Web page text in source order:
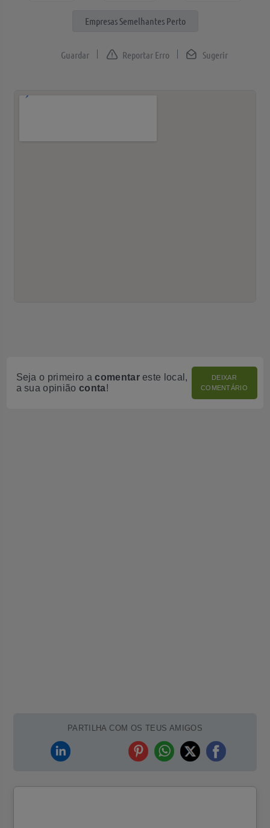
Empresas Semelhantes Perto
Sugerir
Reportar Erro
Seja o primeiro acomentareste local,
a sua opinião conta!
DEIXAR
COMENTÁRIO
PARTILHA COM OS TEUS AMIGOS